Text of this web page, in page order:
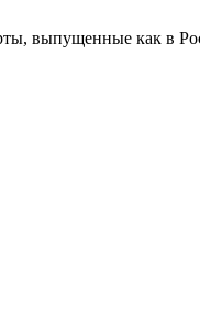
выпущенные как в